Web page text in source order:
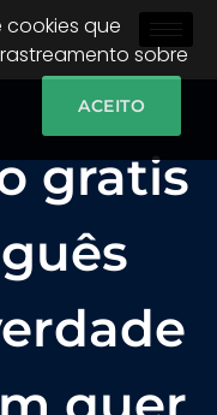
gratis
cookies que
sobre
ACEITO